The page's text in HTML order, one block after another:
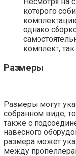
которого
однако
комплект, так
Размеры
Размеры могут
собранном виде,
также с
навесного
размера может
между